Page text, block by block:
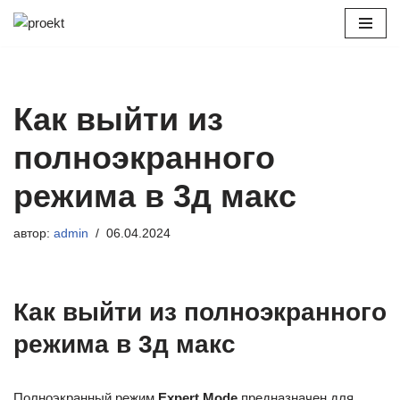
Как выйти из
полноэкранного
режима в 3д макс
автор: admin 06.04.2024
Как выйти из полноэкранного
режима в 3д макс